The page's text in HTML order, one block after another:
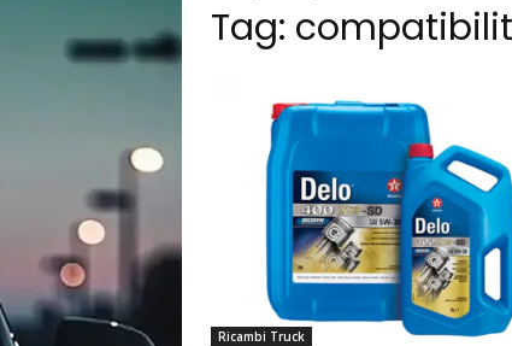
Tag:
Ricambi Truck